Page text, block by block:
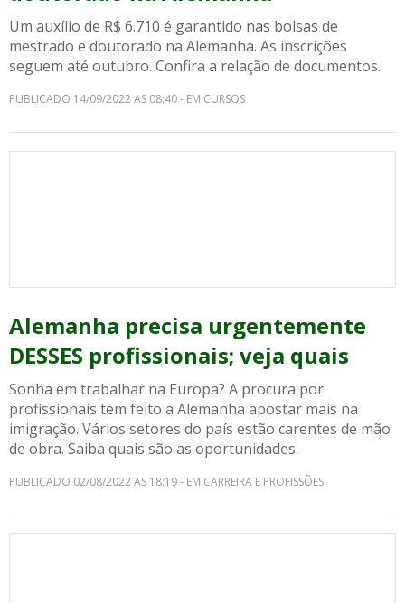
Um auxílio de R$ 6.710 é garantido nas bolsas de
mestrado e doutorado na Alemanha. As inscrições
seguem até outubro. Confira a relação de documentos.
PUBLICADO 14/09/2022 AS 08:40 - EM CURSOS
Alemanha precisa urgentemente
DESSES profissionais; veja quais
Sonha em trabalhar na Europa? A procura por
profissionais tem feito a Alemanha apostar mais na
imigração. Vários setores do país estão carentes de mão
de obra. Saiba quais são as oportunidades.
PUBLICADO 02/08/2022 AS 18:19 - EM CARREIRA E PROFISSÕES